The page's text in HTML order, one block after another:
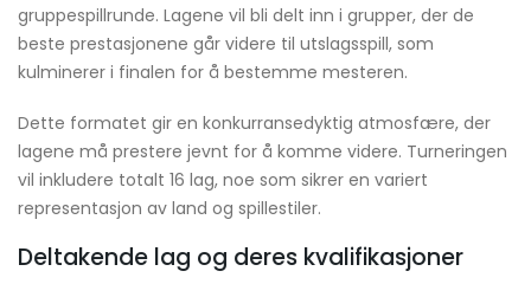
gruppespillrunde. Lagene vil bli delt inn i grupper, der de
beste prestasjonene går videre til utslagsspill, som
kulminerer i finalen for å bestemme mesteren.
Dette formatet gir en konkurransedyktig atmosfære, der
lagene må prestere jevnt for å komme videre. Turneringen
vil inkludere totalt 16 lag, noe som sikrer en variert
representasjon av land og spillestiler.
Deltakende lag og deres kvalifikasjoner